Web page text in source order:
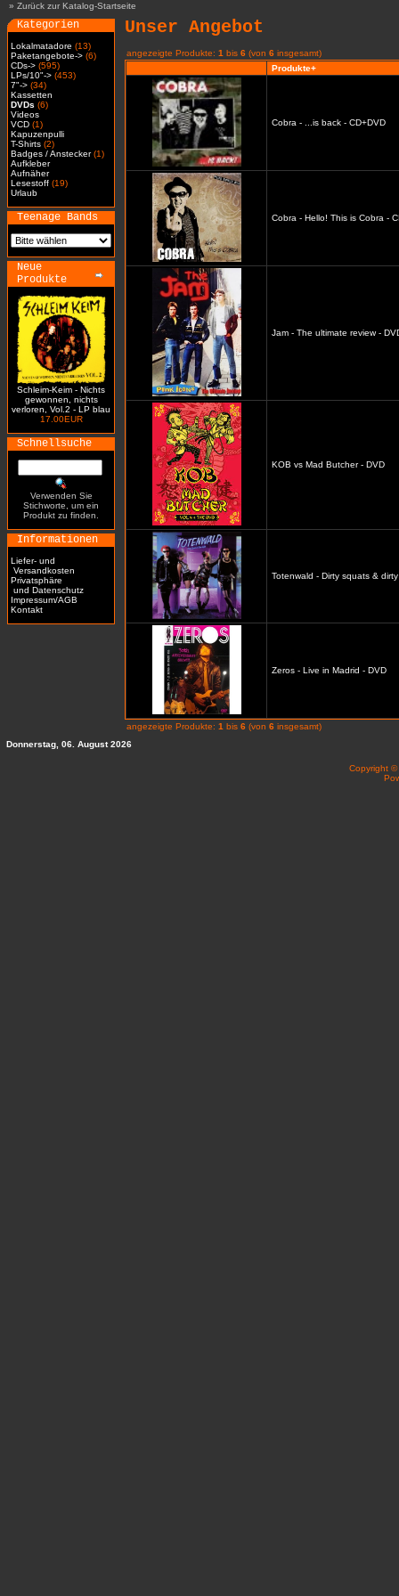
» Zurück zur Katalog-Startseite
Kategorien
Lokalmatadore (13)
Paketangebote-> (6)
CDs-> (595)
LPs/10"-> (453)
7"-> (34)
Kassetten
DVDs (6)
Videos
VCD (1)
Kapuzenpulli
T-Shirts (2)
Badges / Anstecker(1)
Aufkleber
Aufnäher
Lesestoff (19)
Urlaub
Teenage Bands
Neue
Produkte
Schleim-Keim - Nichts
gewonnen, nichts
verloren, Vol.2 - LP blau
17.00EUR
Schnellsuche
Verwenden Sie
Stichworte, um ein
Produkt zu finden.
Informationen
Liefer- und
Versandkosten
Privatsphäre
und Datenschutz
Impressum/AGB
Kontakt
Unser Angebot
angezeigte Produkte: 1 bis 6 (von 6 insgesamt)
Produkte+
Cobra - ...is back - CD+DVD
Cobra - Hello! This is Cobra -
Jam - The ultimate review -
KOB vs Mad Butcher - DVD
Totenwald - Dirty squats &
Zeros - Live in Madrid - DVD
angezeigte Produkte: 1 bis 6 (von 6 insgesamt)
Donnerstag, 06. August 2026
Copyright